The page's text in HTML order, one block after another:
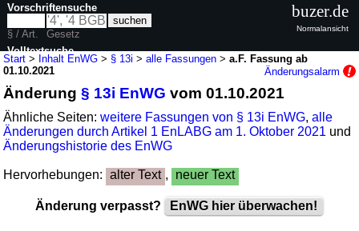
Start > Inhalt EnWG > § 13i >alle Fassungen >a.F. Fassung ab
01.10.2021
Änderungsalarm
Änderung§ 13i EnWG vom 01.10.2021
Ähnliche Seiten:weitere Fassungen von § 13i EnWG,alle
Änderungen durch Artikel 1 EnLABG am 1. Oktober 2021 und
Änderungshistorie des EnWG
Hervorhebungen: alter Text , neuer Text
Änderung verpasst? EnWG hier überwachen!
Vorschriftensuche
§ / Art.
Gesetz
Volltextsuche
buzer.de
Normalansicht